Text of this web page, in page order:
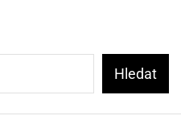
Hledat